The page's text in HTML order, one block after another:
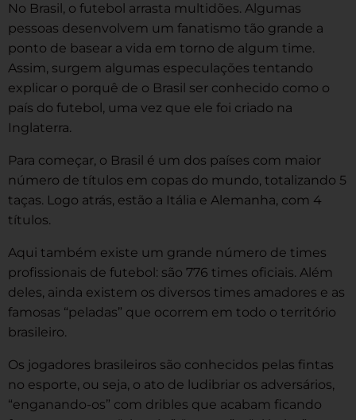
No Brasil, o futebol arrasta multidões. Algumas
pessoas desenvolvem um fanatismo tão grande a
ponto de basear a vida em torno de algum time.
Assim, surgem algumas especulações tentando
explicar o porquê de o Brasil ser conhecido como o
país do futebol, uma vez que ele foi criado na
Inglaterra.
Para começar, o Brasil é um dos países com maior
número de títulos em copas do mundo, totalizando 5
taças. Logo atrás, estão a Itália e Alemanha, com 4
títulos.
Aqui também existe um grande número de times
profissionais de futebol: são 776 times oficiais. Além
deles, ainda existem os diversos times amadores e as
famosas “peladas” que ocorrem em todo o território
brasileiro.
Os jogadores brasileiros são conhecidos pelas fintas
no esporte, ou seja, o ato de ludibriar os adversários,
“enganando-os” com dribles que acabam ficando